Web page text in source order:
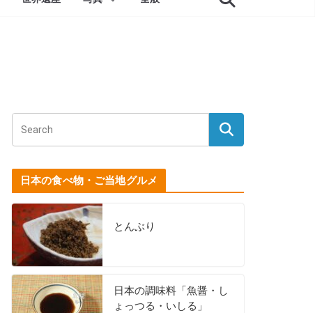
日本の食べ物・ご当地グルメ
とんぶり
日本の調味料「魚醤・し
ょっつる・いしる」